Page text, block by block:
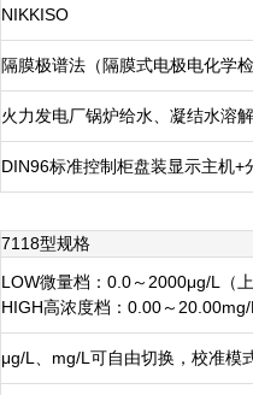
NIKKISO
隔膜极谱法（隔膜式电极电化学
火力发电厂锅炉给水、凝结水溶
DIN96标准控制柜盘装显示主机+
7118型规格
LOW微量档：0.0～2000μg/L（
HIGH高浓度档：0.00～
μg/L、mg/L可自由切换，校准模